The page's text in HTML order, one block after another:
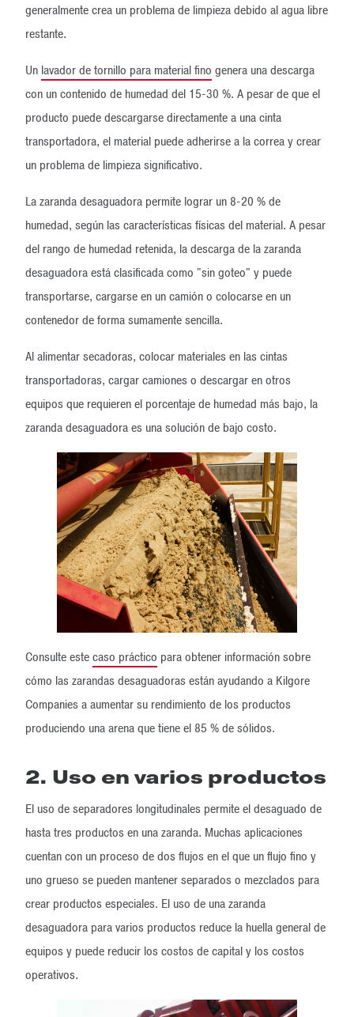
generalmente crea un problema de limpieza debido al agua libre
restante.
Un lavador de tornillo para material fino genera una descarga
con un contenido de humedad del 15-30 %. A pesar de que el
producto puede descargarse directamente a una cinta
transportadora, el material puede adherirse a la correa y crear
un problema de limpieza significativo.
La zaranda desaguadora permite lograr un 8-20 % de
humedad, según las características físicas del material. A pesar
del rango de humedad retenida, la descarga de la zaranda
desaguadora está clasificada como "sin goteo" y puede
transportarse, cargarse en un camión o colocarse en un
contenedor de forma sumamente sencilla.
Al alimentar secadoras, colocar materiales en las cintas
transportadoras, cargar camiones o descargar en otros
equipos que requieren el porcentaje de humedad más bajo, la
zaranda desaguadora es una solución de bajo costo.
Consulte estecaso práctico para obtener información sobre
cómo las zarandas desaguadoras están ayudando a Kilgore
Companies a aumentar su rendimiento de los productos
produciendo una arena que tiene el 85 % de sólidos.
2. Uso en varios productos
El uso de separadores longitudinales permite el desaguado de
hasta tres productos en una zaranda. Muchas aplicaciones
cuentan con un proceso de dos flujos en el que un flujo fino y
uno grueso se pueden mantener separados o mezclados para
crear productos especiales. El uso de una zaranda
desaguadora para varios productos reduce la huella general de
equipos y puede reducir los costos de capital y los costos
operativos.